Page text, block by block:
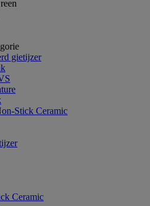
gietijzer
Stick Ceramic
Ceramic